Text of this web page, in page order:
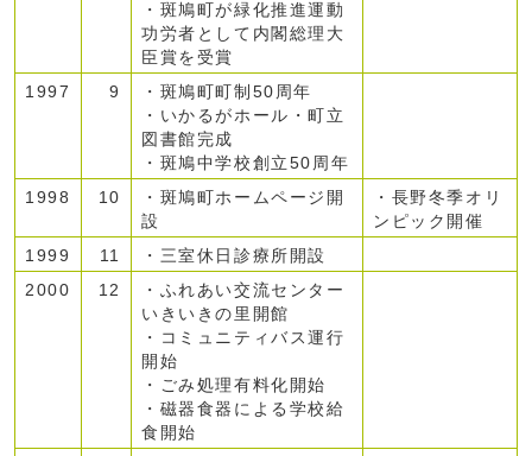
・斑鳩町が緑化推進運動
功労者として内閣総理大
臣賞を受賞
1997
9
・斑鳩町町制50周年
・いかるがホール・町立
図書館完成
・斑鳩中学校創立50周年
1998
10
・斑鳩町ホームページ開
設
・長野冬季オリ
ンピック開催
1999
11
・三室休日診療所開設
2000
12
・ふれあい交流センター
いきいきの里開館
・コミュニティバス運行
開始
・ごみ処理有料化開始
・磁器食器による学校給
食開始